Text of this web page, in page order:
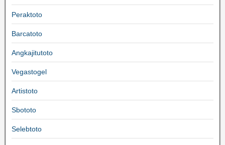
Peraktoto
Barcatoto
Angkajitutoto
Vegastogel
Artistoto
Sbototo
Selebtoto